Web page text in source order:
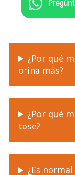
¿Por qué
orina más?
¿Por qué
tose?
¿Es